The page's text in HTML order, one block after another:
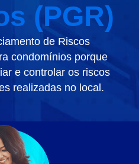
(PGR)
de Riscos
condomínios porque
e controlar os riscos
realizadas no local.